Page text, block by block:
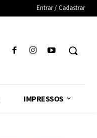
Entrar / Cadastrar
IMPRESSOS